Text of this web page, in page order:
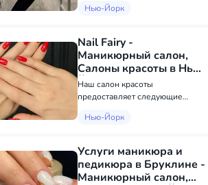
расслабляющий массаж. Все
качественно . отвечаю только в
телеграм nika3844
Нью-Йорк
Nail Fairy -
Маникюрный салон,
Салоны красоты в Нью-
Йорке
Наш салон красоты
предоставляет следующие
Наращивание гелем. •
педикюр Smart Gel. •
Ламинирование бровей и
ресниц. Наслаждайтесь
Нью-Йорк
Услуги маникюра и
педикюра в Бруклине -
Маникюрный салон,